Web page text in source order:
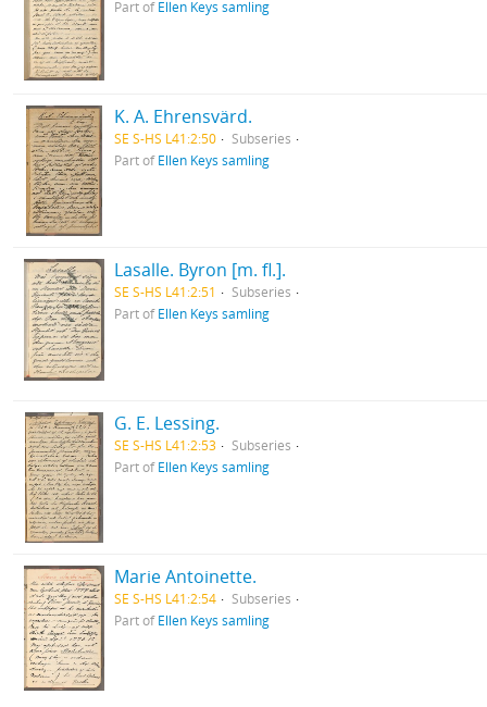
Part ofEllen Keys samling
K. A. Ehrensvärd.
SE S-HS L41:2:50
Subseries
Part ofEllen Keys samling
Lasalle. Byron [m. fl.].
SE S-HS L41:2:51
Subseries
Part ofEllen Keys samling
G. E. Lessing.
SE S-HS L41:2:53
Subseries
Part ofEllen Keys samling
Marie Antoinette.
SE S-HS L41:2:54
Subseries
Part ofEllen Keys samling